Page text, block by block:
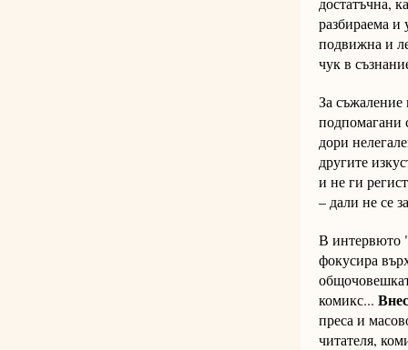
разбираема и
подвижна и
чук в
За
подпомагани
дори
другите
и не ги
– дали не се
В интервюто
фокусира
комикс...
преса и
читателя,